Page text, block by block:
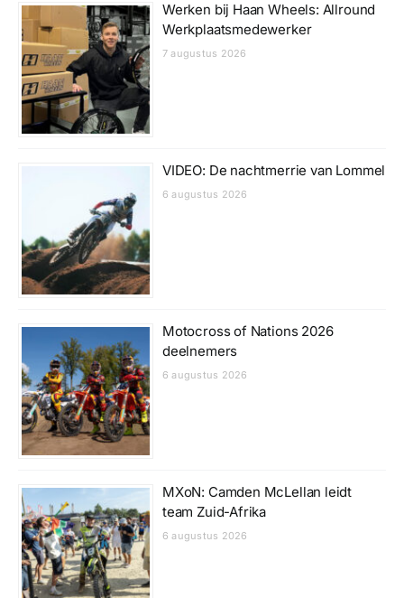
Werken bij Haan Wheels: Allround
Werkplaatsmedewerker
7 augustus 2026
VIDEO: De nachtmerrie van Lommel
6 augustus 2026
Motocross of Nations 2026
deelnemers
6 augustus 2026
MXoN: Camden McLellan leidt
team Zuid-Afrika
6 augustus 2026